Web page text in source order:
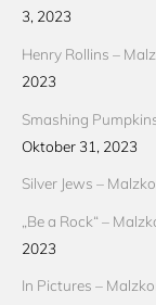
3, 2023
Henry Rollins –
2023
Smashing
Oktober 31, 2023
Silver Jews –
„Be a Rock“ –
2023
In Pictures –